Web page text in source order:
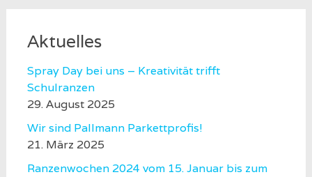
Aktuelles
Spray Day bei uns – Kreativität trifft
Schulranzen
29. August 2025
Wir sind Pallmann Parkettprofis!
21. März 2025
Ranzenwochen 2024 vom 15. Januar bis zum